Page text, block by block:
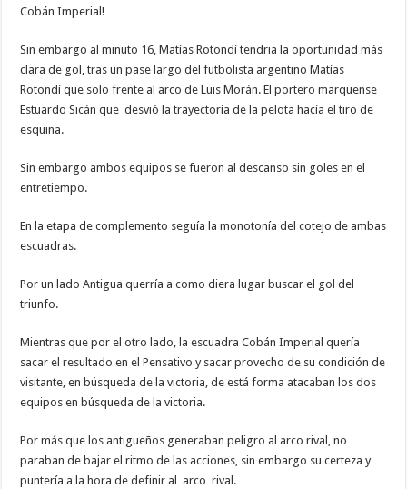
Cobán Imperial!
Sin embargo al minuto 16, Matías Rotondí tendria la oportunidad más
clara de gol, tras un pase largo del futbolista argentino Matías
Rotondí que solo frente al arco de Luis Morán. El portero marquense
Estuardo Sicán que desvió la trayectoría de la pelota hacía el tiro de
esquina.
Sin embargo ambos equipos se fueron al descanso sin goles en el
entretiempo.
En la etapa de complemento seguía la monotonía del cotejo de ambas
escuadras.
Por un lado Antigua querría a como diera lugar buscar el gol del
triunfo.
Mientras que por el otro lado, la escuadra Cobán Imperial quería
sacar el resultado en el Pensativo y sacar provecho de su condición de
visitante, en búsqueda de la victoria, de está forma atacaban los dos
equipos en búsqueda de la victoria.
Por más que los antigueños generaban peligro al arco rival, no
paraban de bajar el ritmo de las acciones, sin embargo su certeza y
puntería a la hora de definir al arco rival.